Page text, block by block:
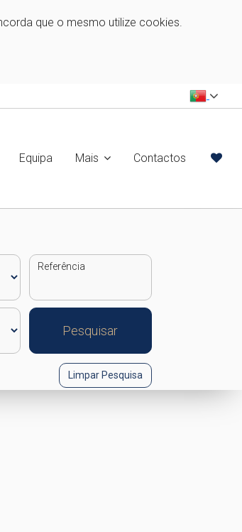
que o mesmo utilize cookies.
Equipa Mais Contactos
Referência
Pesquisar
Limpar Pesquisa